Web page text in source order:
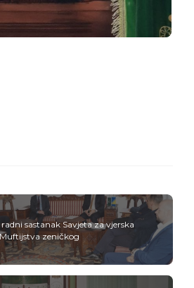
sastanak Savjeta za vjerska
zeničkog